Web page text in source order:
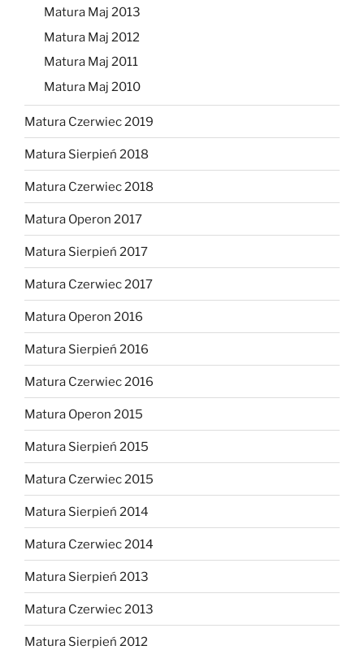
Matura Maj 2013
Matura Maj 2012
Matura Maj 2011
Matura Maj 2010
Matura Czerwiec 2019
Matura Sierpień 2018
Matura Czerwiec 2018
Matura Operon 2017
Matura Sierpień 2017
Matura Czerwiec 2017
Matura Operon 2016
Matura Sierpień 2016
Matura Czerwiec 2016
Matura Operon 2015
Matura Sierpień 2015
Matura Czerwiec 2015
Matura Sierpień 2014
Matura Czerwiec 2014
Matura Sierpień 2013
Matura Czerwiec 2013
Matura Sierpień 2012